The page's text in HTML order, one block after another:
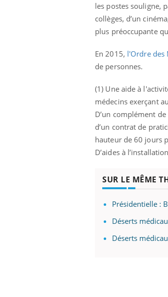
les postes souligne,
collèges, d’un
plus préoccupante
En 2015, l'Ordre des
de personnes.
(1) Une aide à
médecins exerçant
D’un complément
d’un contrat de
hauteur de 60 jours
D’aides à
SUR LE MÊME
Présidentielle :
Déserts
Déserts